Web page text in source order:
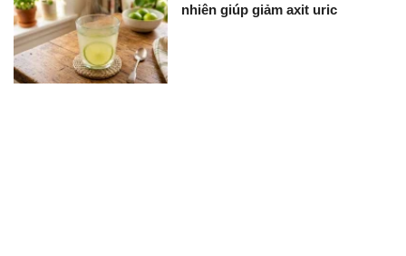
nhiên giúp giảm axit uric